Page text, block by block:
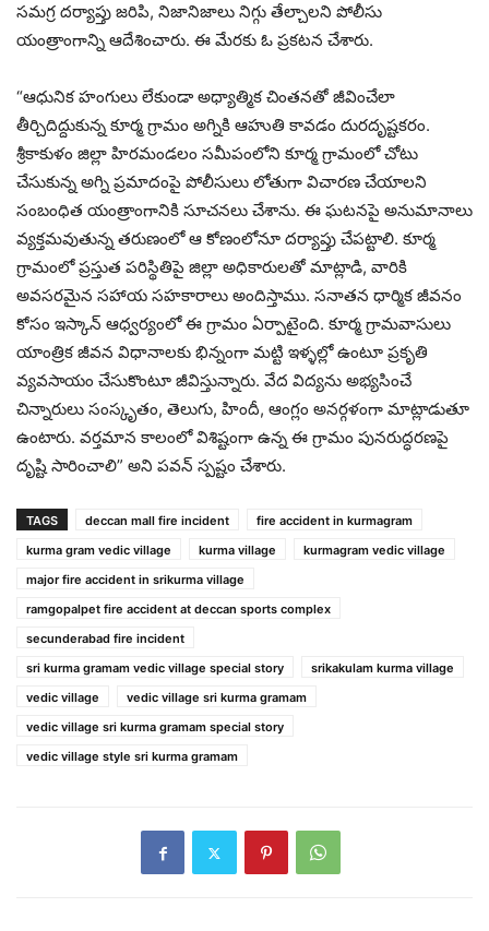
సమగ్ర దర్యాప్తు జరిపి, నిజానిజాలు నిగ్గు తేల్చాలని పోలీసు
యంత్రాంగాన్ని ఆదేశించారు. ఈ మేరకు ఓ ప్రకటన చేశారు.
“ఆధునిక హంగులు లేకుండా అధ్యాత్మిక చింతనతో జీవించేలా
తీర్చిదిద్దుకున్న కూర్మ గ్రామం అగ్నికి ఆహుతి కావడం దురదృష్టకరం.
శ్రీకాకుళం జిల్లా హిరమండలం సమీపంలోని కూర్మ గ్రామంలో చోటు
చేసుకున్న అగ్ని ప్రమాదంపై పోలీసులు లోతుగా విచారణ చేయాలని
సంబంధిత యంత్రాంగానికి సూచనలు చేశాను. ఈ ఘటనపై అనుమానాలు
వ్యక్తమవుతున్న తరుణంలో ఆ కోణంలోనూ దర్యాప్తు చేపట్టాలి. కూర్మ
గ్రామంలో ప్రస్తుత పరిస్థితిపై జిల్లా అధికారులతో మాట్లాడి, వారికి
అవసరమైన సహాయ సహకారాలు అందిస్తాము. సనాతన ధార్మిక జీవనం
కోసం ఇస్కాన్ ఆధ్వర్యంలో ఈ గ్రామం ఏర్పాటైంది. కూర్మ గ్రామవాసులు
యాంత్రిక జీవన విధానాలకు భిన్నంగా మట్టి ఇళ్ళల్లో ఉంటూ ప్రకృతి
వ్యవసాయం చేసుకొంటూ జీవిస్తున్నారు. వేద విద్యను అభ్యసించే
చిన్నారులు సంస్కృతం, తెలుగు, హిందీ, ఆంగ్లం అనర్గళంగా మాట్లాడుతూ
ఉంటారు. వర్తమాన కాలంలో విశిష్టంగా ఉన్న ఈ గ్రామం పునరుద్ధరణపై
దృష్టి సారించాలి” అని పవన్ స్పష్టం చేశారు.
TAGS deccan mall fire incident
fire accident in kurmagram
kurma gram vedic village
kurma village
kurmagram vedic village
major fire accident in srikurma village
ramgopalpet fire accident at deccan sports complex
secunderabad fire incident
sri kurma gramam vedic village special story
srikakulam kurma village
vedic village
vedic village sri kurma gramam
vedic village sri kurma gramam special story
vedic village style sri kurma gramam